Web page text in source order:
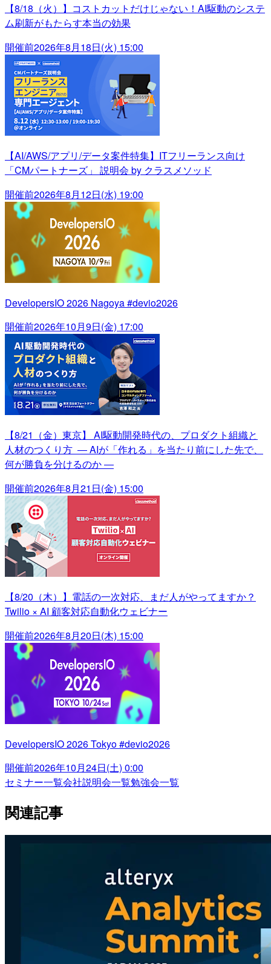
【8/18（火）】コストカットだけじゃない！AI駆動のシステ
ム刷新がもたらす本当の効果
開催前2026年8月18日(火) 15:00
【AI/AWS/アプリ/データ案件特集】ITフリーランス向け
「CMパートナーズ」 説明会 by クラスメソッド
開催前2026年8月12日(水) 19:00
DevelopersIO 2026 Nagoya #devio2026
開催前2026年10月9日(金) 17:00
【8/21（金）東京】 AI駆動開発時代の、プロダクト組織と
人材のつくり方 ― AIが「作れる」を当たり前にした先で、
何が勝負を分けるのか ―
開催前2026年8月21日(金) 15:00
【8/20（木）】電話の一次対応、まだ人がやってますか？
Twilio × AI 顧客対応自動化ウェビナー
開催前2026年8月20日(木) 15:00
DevelopersIO 2026 Tokyo #devio2026
開催前2026年10月24日(土) 0:00
セミナー一覧会社説明会一覧勉強会一覧
関連記事